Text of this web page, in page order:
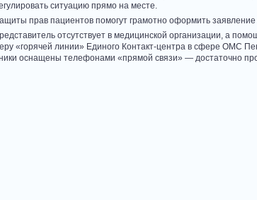
ситуацию прямо на месте.
прав пациентов помогут грамотно оформить
отсутствует в медицинской организации, а
«горячей линии» Единого Контакт-центра в сфере ОМС
оснащены телефонами «прямой связи» — достаточно